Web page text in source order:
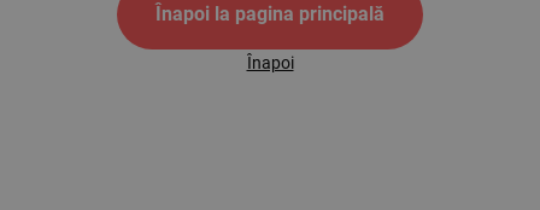
Înapoi la pagina principală
Înapoi